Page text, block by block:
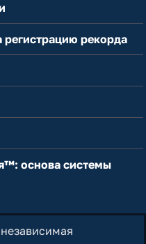
регистрацию рекорда
основа системы